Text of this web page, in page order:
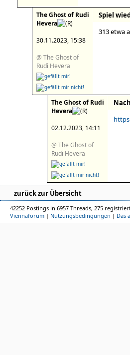
The Ghost of Rudi
Hevera
30.11.2023, 15:38
@ The Ghost of
Rudi Hevera
Spiel
313 etwa
The Ghost of Rudi
Hevera
02.12.2023, 14:11
@ The Ghost of
Rudi Hevera
zurück zur Übersicht
42252 Postings in 6957 Threads, 275
Viennaforum | Nutzungsbedingungen | Das